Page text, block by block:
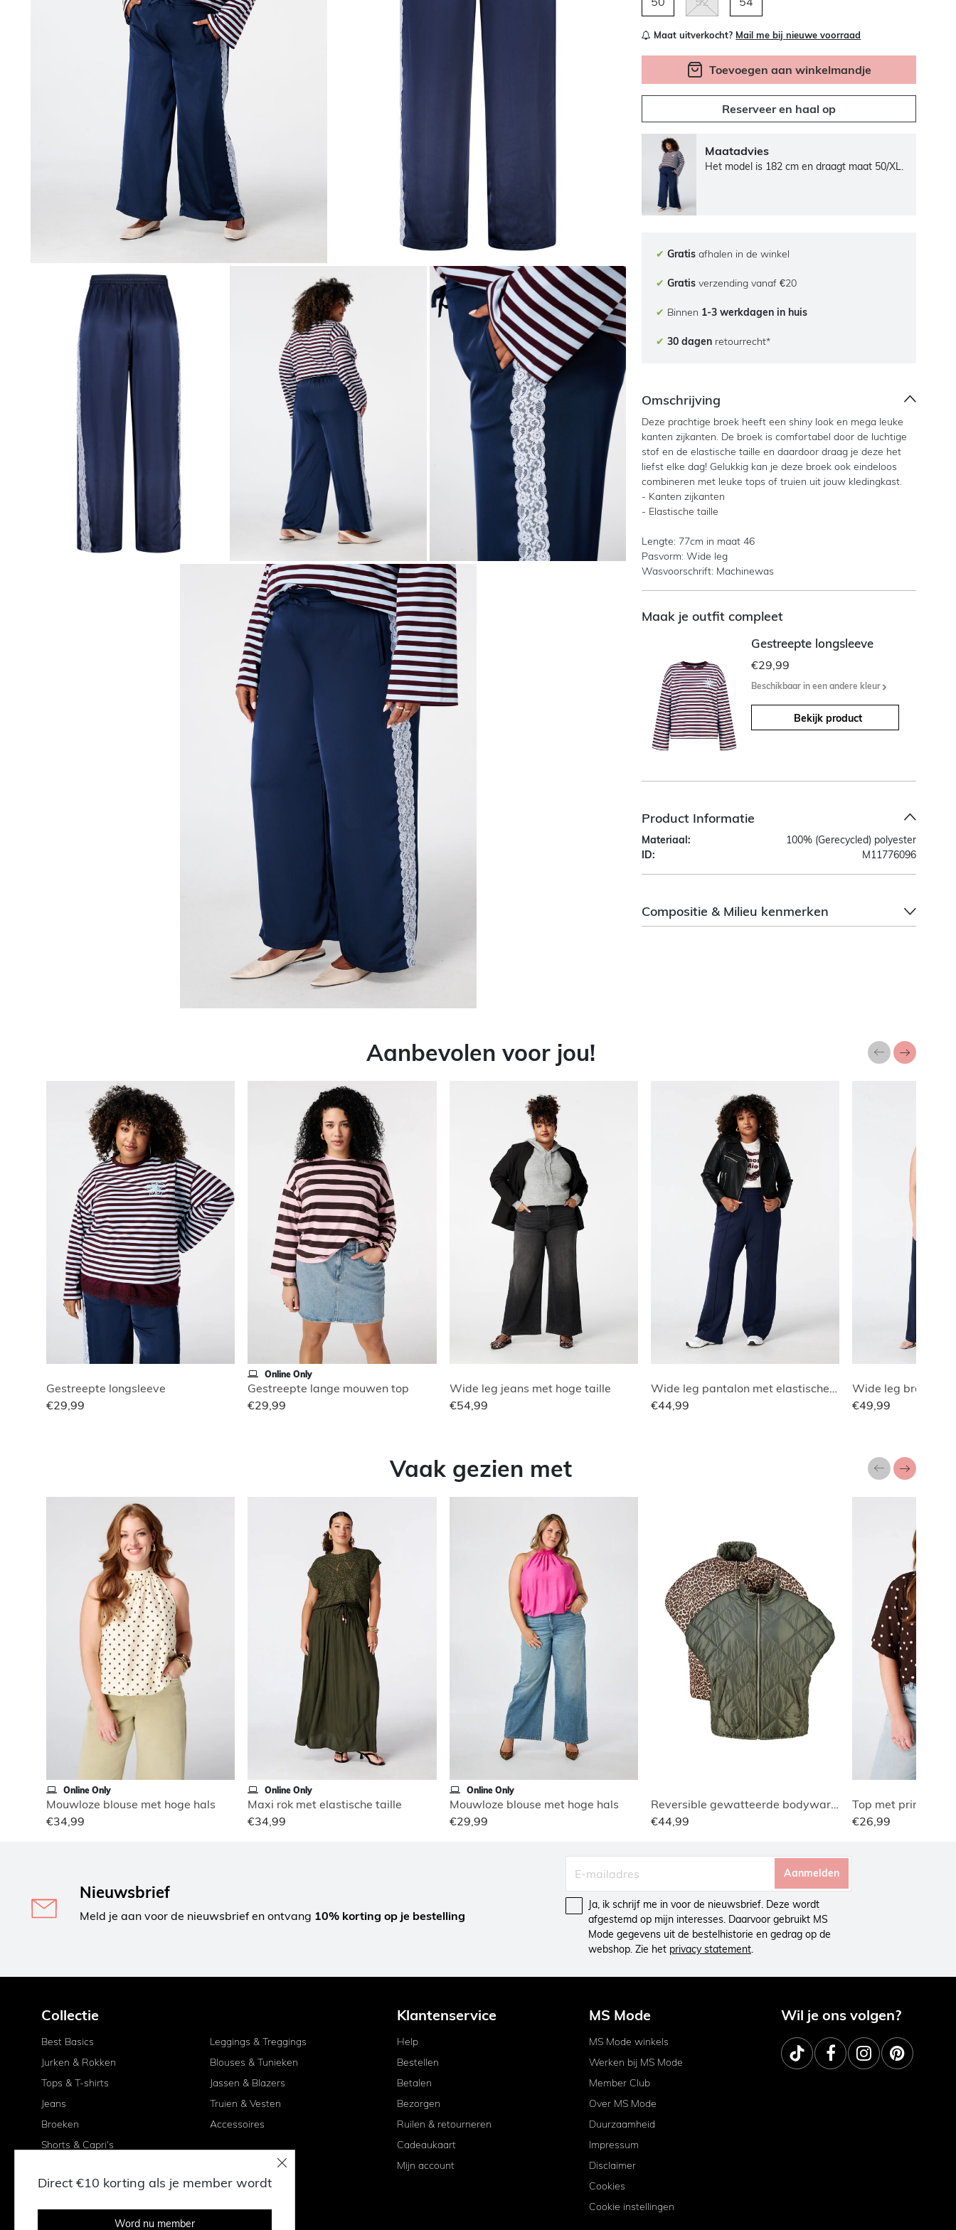
Maat uitverkocht? Mail me bij nieuwe voorraad
Toevoegen aan winkelmandje
Reserveer en haal op
Maatadvies
Het model is 182 cm en draagt maat 50/XL.
✔ Gratis afhalen in de winkel
✔ Gratis verzending vanaf €20
✔ Binnen 1-3 werkdagen in huis
✔ 30 dagen retourrecht*
Omschrijving
Deze prachtige broek heeft een shiny look en mega leuke
kanten zijkanten. De broek is comfortabel door de luchtige
stof en de elastische taille en daardoor draag je deze het
liefst elke dag! Gelukkig kan je deze broek ook eindeloos
combineren met leuke tops of truien uit jouw kledingkast.
- Kanten zijkanten
- Elastische taille
Lengte: 77cm in maat 46
Pasvorm: Wide leg
Wasvoorschrift: Machinewas
Maak je outfit compleet
Gestreepte longsleeve
€29,99
Beschikbaar in een andere kleur
Bekijk product
Product Informatie
Materiaal:
100% (Gerecycled) polyester
ID:
M11776096
Compositie & Milieu kenmerken
Aanbevolen voor jou!
Gestreepte longsleeve
€29,99
Online Only
Gestreepte lange mouwen top
€29,99
Wide leg jeans met hoge taille
€54,99
€44,99
Wide leg broek
€49,99
Vaak gezien met
Online Only
Mouwloze blouse met hoge hals
€34,99
Online Only
Maxi rok met elastische taille
€34,99
Online Only
Mouwloze blouse met hoge hals
€29,99
€44,99
Top met print en
€26,99
Nieuwsbrief
Meld je aan voor de nieuwsbrief en ontvang 10% korting op je bestelling
Aanmelden
Ja, ik schrijf me in voor de nieuwsbrief. Deze wordt
afgestemd op mijn interesses. Daarvoor gebruikt MS
Mode gegevens uit de bestelhistorie en gedrag op de
webshop. Zie het privacy statement.
Collectie
Best Basics
Jurken & Rokken
Tops & T-shirts
Jeans
Broeken
Shorts & Capri's
Leggings & Treggings
Blouses & Tunieken
Jassen & Blazers
Truien & Vesten
Accessoires
Klantenservice
Help
Bestellen
Betalen
Bezorgen
Ruilen & retourneren
Cadeaukaart
Mijn account
MS Mode
MS Mode winkels
Werken bij MS Mode
Member Club
Over MS Mode
Duurzaamheid
Impressum
Disclaimer
Cookies
Cookie instellingen
Wil je ons volgen?
Direct €10 korting als je member wordt
Word nu member